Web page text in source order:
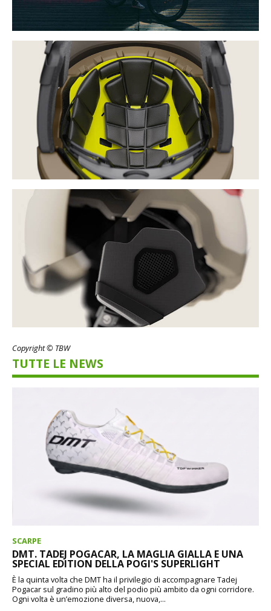
Copyright © TBW
TUTTE LE NEWS
SCARPE
DMT. TADEJ POGACAR, LA MAGLIA GIALLA E UNA
SPECIAL EDITION DELLA POGI'S SUPERLIGHT
È la quinta volta che DMT ha il privilegio di accompagnare Tadej
Pogacar sul gradino più alto del podio più ambito da ogni corridore.
Ogni volta è un’emozione diversa, nuova,...